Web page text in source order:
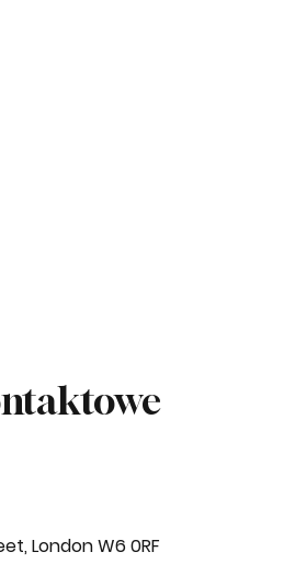
London W6 0RF